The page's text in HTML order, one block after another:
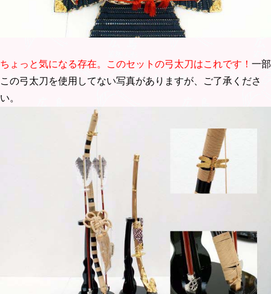
ちょっと気になる存在。このセットの弓太刀はこれです！ 一部
この弓太刀を使用してない写真がありますが、ご了承くださ
い。